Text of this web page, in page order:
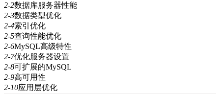
2-2数据库服务器性能
2-3数据类型优化
2-4索引优化
2-5查询性能优化
2-6MySQL高级特性
2-7优化服务器设置
2-8可扩展的MySQL
2-9高可用性
2-10应用层优化